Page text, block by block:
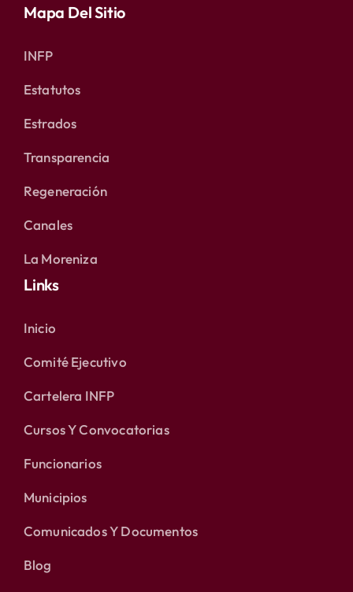
Mapa Del Sitio
INFP
Estatutos
Estrados
Transparencia
Regeneración
Canales
La Moreniza
Links
Inicio
Comité Ejecutivo
Cartelera INFP
Cursos Y Convocatorias
Funcionarios
Municipios
Comunicados Y Documentos
Blog